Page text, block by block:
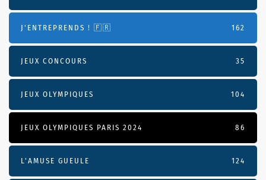
J'ENTREPRENDS ! 🇫🇷 162
JEUX CONCOURS 35
JEUX OLYMPIQUES 104
JEUX OLYMPIQUES PARIS 2024 86
L'AMUSE GUEULE 124